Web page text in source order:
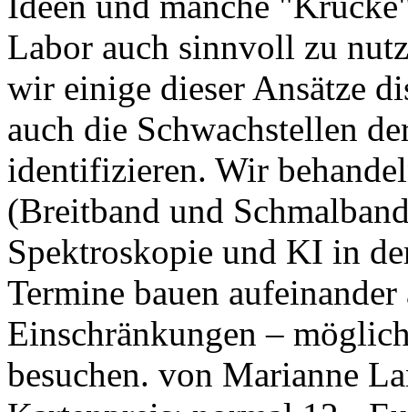
Labor auch sinnvoll zu
wir einige dieser Ansätze
auch die Schwachstellen
identifizieren. Wir
(Breitband und
Spektroskopie und KI in
Termine bauen
Einschränkungen –
besuchen. von Marianne